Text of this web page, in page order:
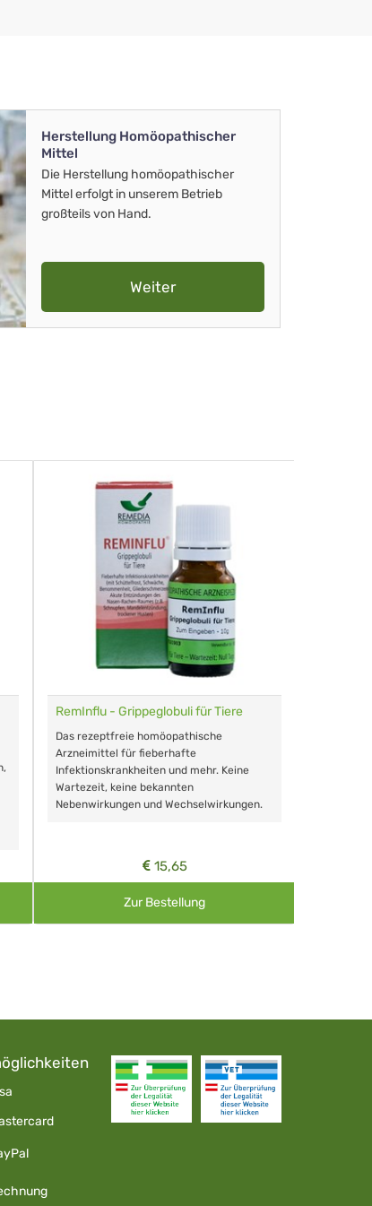
Herstellung Homöopathischer
Mittel
Die Herstellung homöopathischer
Mittel erfolgt in unserem Betrieb
großteils von Hand.
Weiter
RemInflu - Grippeglobuli für Tiere
Das rezeptfreie homöopathische
Arzneimittel für fieberhafte
Infektionskrankheiten und mehr. Keine
Wartezeit, keine bekannten
Nebenwirkungen und Wechselwirkungen.
15,65
Zur Bestellung